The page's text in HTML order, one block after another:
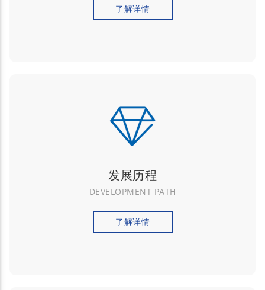
了解详情
发展历程
DEVELOPMENT PATH
了解详情